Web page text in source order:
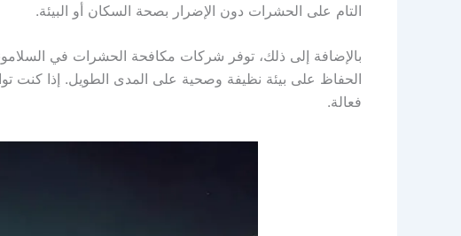
التام على الحشرات دون الإضرار بصحة السكان أو البيئة.
بالإضافة إلى ذلك، توفر شركات مكافحة الحشرات في
الحفاظ على بيئة نظيفة وصحية على المدى الطويل. إذا كنت
فعالة.